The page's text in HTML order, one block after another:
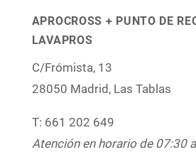
APROCROSS + PUNTO DE
LAVAPROS
C/Frómista, 13
28050 Madrid, Las Tablas
T: 661 202 649
Atención en horario de 07:30